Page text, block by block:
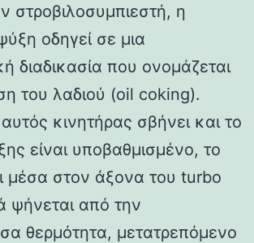
στροβιλοσυμπιεστή, η
οδηγεί σε μια
διαδικασία που ονομάζεται
του λαδιού (oil coking).
κινητήρας σβήνει και το
είναι υποβαθμισμένο, το
μέσα στον άξονα του turbo
ψήνεται από την
θερμότητα, μετατρεπόμενο